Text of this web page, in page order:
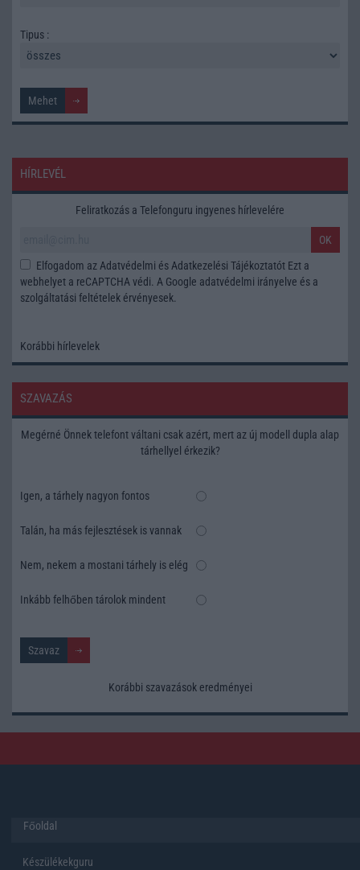
Tipus :
HÍRLEVÉL
Feliratkozás a Telefonguru ingyenes hírlevelére
OK
Elfogadom az Adatvédelmi és Adatkezelési Tájékoztatót Ezt a
webhelyet a reCAPTCHA védi. A Google adatvédelmi irányelve és a
szolgáltatási feltételek érvényesek.
Korábbi hírlevelek
SZAVAZÁS
Megérné Önnek telefont váltani csak azért, mert az új modell dupla alap
tárhellyel érkezik?
Igen, a tárhely nagyon fontos
Talán, ha más fejlesztések is vannak
Nem, nekem a mostani tárhely is elég
Inkább felhőben tárolok mindent
Korábbi szavazások eredményei
Főoldal
Készülékekguru